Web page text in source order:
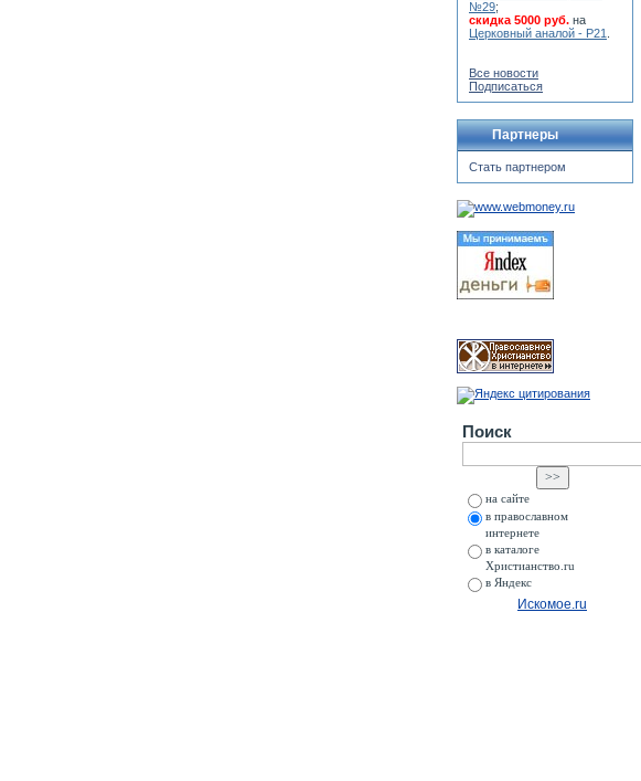
№29;
скидка 5000 руб. на
Церковный аналой - Р21
Все новости
Подписаться
Партнеры
Стать партнером
Поиск
на сайте
в православном
интернете
в каталоге
Христианство.ru
в Яндекс
Искомое.ru